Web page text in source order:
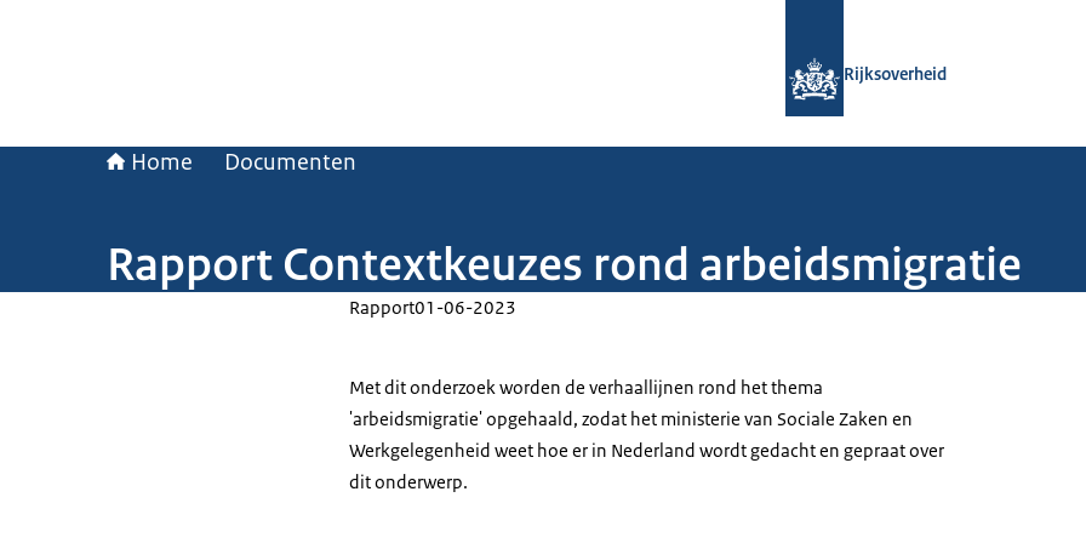
Rijksoverheid
Home Documenten
Rapport Contextkeuzes rond arbeidsmigratie
Rapport01-06-2023
Met dit onderzoek worden de verhaallijnen rond het thema
'arbeidsmigratie' opgehaald, zodat het ministerie van Sociale Zaken en
Werkgelegenheid weet hoe er in Nederland wordt gedacht en gepraat over
dit onderwerp.